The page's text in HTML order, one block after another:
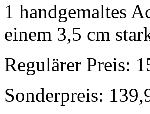
1 handgemaltes
einem 3,5 cm
Regulärer Preis:
Sonderpreis: